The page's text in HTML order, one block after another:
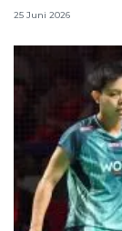
25 Juni 2026